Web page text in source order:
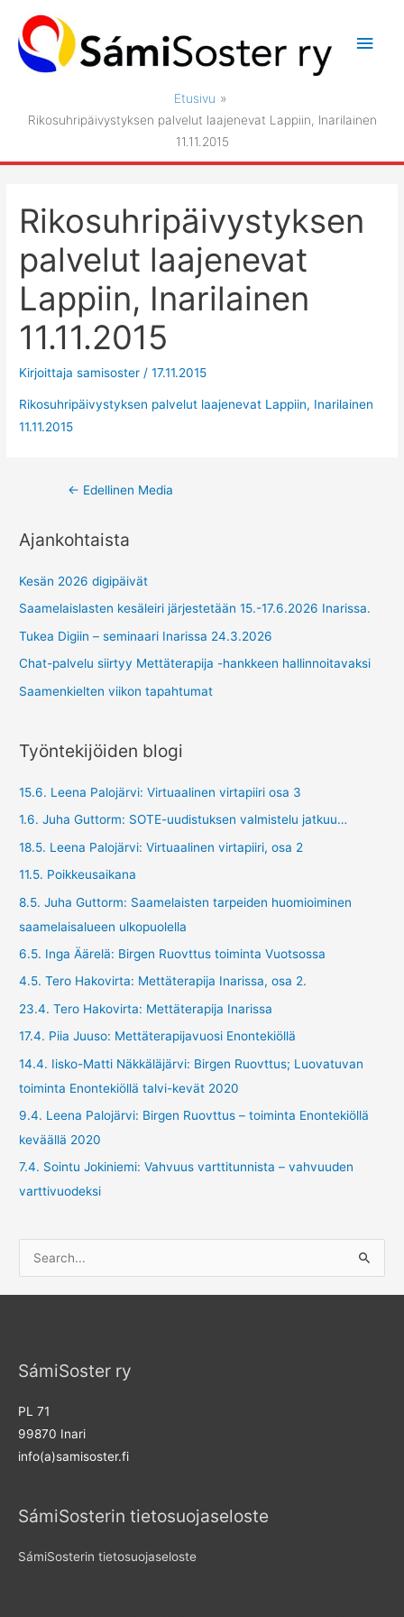
sisältöön
Etusivu
Rikosuhripäivystyksen palvelut laajenevat Lappiin, Inarilainen
11.11.2015
Rikosuhripäivystyksen
palvelut laajenevat
Lappiin, Inarilainen
11.11.2015
Kirjoittajasamisoster /17.11.2015
Rikosuhripäivystyksen palvelut laajenevat Lappiin, Inarilainen
11.11.2015
Post← Edellinen Media
Ajankohtaista
Kesän 2026 digipäivät
Saamelaislasten kesäleiri järjestetään 15.-17.6.2026 Inarissa.
Tukea Digiin – seminaari Inarissa 24.3.2026
Chat-palvelu siirtyy Mettäterapija -hankkeen hallinnoitavaksi
Saamenkielten viikon tapahtumat
Työntekijöiden blogi
15.6. Leena Palojärvi: Virtuaalinen virtapiiri osa 3
1.6. Juha Guttorm: SOTE-uudistuksen valmistelu jatkuu…
18.5. Leena Palojärvi: Virtuaalinen virtapiiri, osa 2
11.5. Poikkeusaikana
8.5. Juha Guttorm: Saamelaisten tarpeiden huomioiminen
saamelaisalueen ulkopuolella
6.5. Inga Äärelä: Birgen Ruovttus toiminta Vuotsossa
4.5. Tero Hakovirta: Mettäterapija Inarissa, osa 2.
23.4. Tero Hakovirta: Mettäterapija Inarissa
17.4. Piia Juuso: Mettäterapijavuosi Enontekiöllä
14.4. Iisko-Matti Näkkäläjärvi: Birgen Ruovttus; Luovatuvan
toiminta Enontekiöllä talvi-kevät 2020
9.4. Leena Palojärvi: Birgen Ruovttus – toiminta Enontekiöllä
keväällä 2020
7.4. Sointu Jokiniemi: Vahvuus varttitunnista – vahvuuden
varttivuodeksi
e
a
h
o
SámiSoster ry
PL 71
99870 Inari
info(a)samisoster.fi
SámiSosterin tietosuojaseloste
SámiSosterin tietosuojaseloste